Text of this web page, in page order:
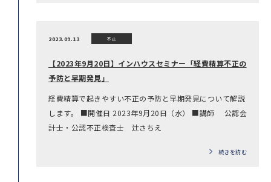
2023.09.13 不正
【2023年9月20日】インハウスセミナー「経費精算不正の
予防と早期発見」
経費精算で起きやすい不正の予防と早期発見について解説
します。 ■開催日 2023年9月20日（水） ■講師 公認会
計士・公認不正検査士 辻さちえ
続きを読む